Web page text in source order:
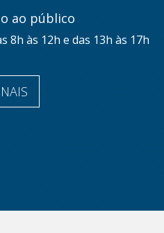
ao público
8h às 12h e das 13h às 17h